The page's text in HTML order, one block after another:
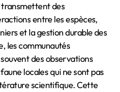
des
entre les espèces,
et la gestion durable des
les communautés
des observations
locales qui ne sont pas
scientifique. Cette